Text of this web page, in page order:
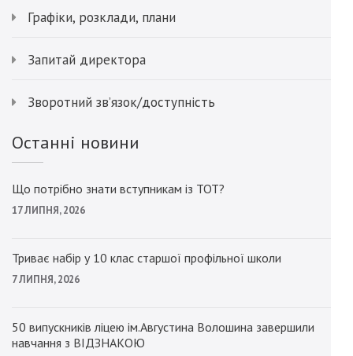
Графіки, розклади, плани
Запитай директора
Зворотний зв’язок/доступність
Останні новини
Що потрібно знати вступникам із ТОТ?
17 ЛИПНЯ, 2026
Триває набір у 10 клас старшої профільної школи
7 ЛИПНЯ, 2026
50 випускників ліцею ім.Августина Волошина завершили
навчання з ВІДЗНАКОЮ